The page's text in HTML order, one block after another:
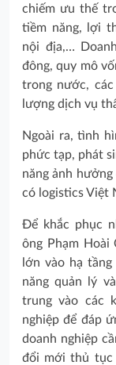
chiếm ưu thế
tiềm năng, lợi
nội địa,…
đông, quy mô
trong nước,
lượng dịch vụ
Ngoài ra, tình
phức tạp, phát
năng ảnh
có logistics Việt
Để khắc phục
ông Phạm Hoài
lớn vào hạ
năng quản lý
trung vào các
nghiệp để đáp
doanh nghiệp
đổi mới thủ tục